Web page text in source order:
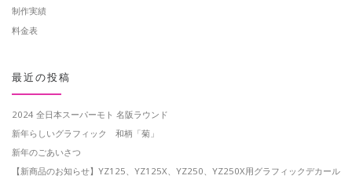
制作実績
料金表
最近の投稿
2024 全日本スーパーモト 名阪ラウンド
新年らしいグラフィック 和柄「菊」
新年のごあいさつ
【新商品のお知らせ】YZ125、YZ125X、YZ250、YZ250X用グラフィックデカール